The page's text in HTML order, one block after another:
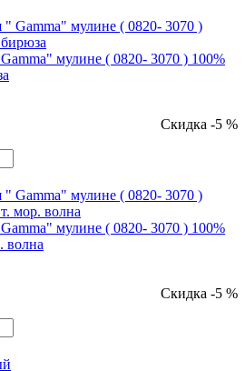
мулине ( 0820- 3070 ) 100%
Скидка -5 %
мулине ( 0820- 3070 ) 100%
волна
Скидка -5 %